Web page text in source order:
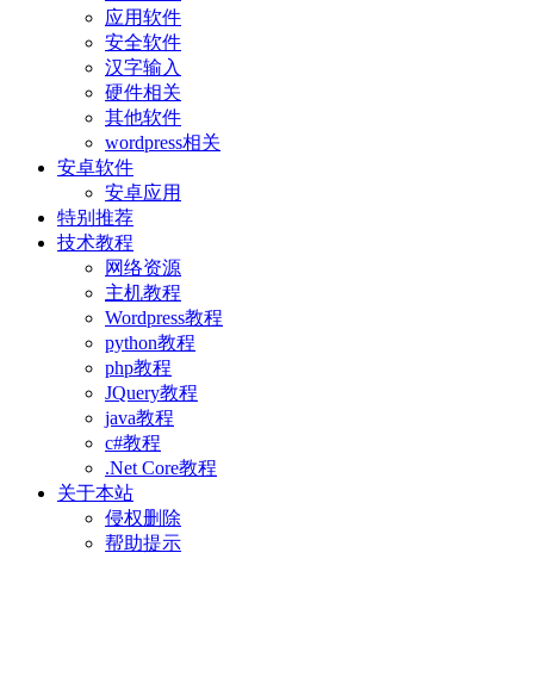
应用软件
安全软件
汉字输入
硬件相关
其他软件
wordpress相关
安卓软件
安卓应用
特别推荐
技术教程
网络资源
主机教程
Wordpress教程
python教程
php教程
JQuery教程
java教程
c#教程
.Net Core教程
关于本站
侵权删除
帮助提示